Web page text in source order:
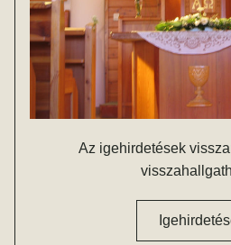
Az igehirdetések